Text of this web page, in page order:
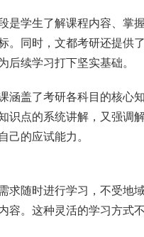
是学生了解课程内容、掌
。同时，文都考研还提供
续学习打下坚实基础。
涵盖了考研各科目的核心
识点的系统讲解，又强调
己的应试能力。
求随时进行学习，不受地
容。这种灵活的学习方式